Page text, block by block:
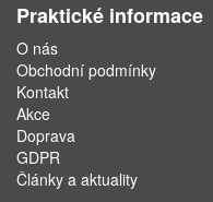
Praktické informace
O nás
Obchodní podmínky
Kontakt
Akce
Doprava
GDPR
Články a aktuality